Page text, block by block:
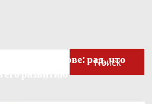
Поиск
Ахтямове: рад, что
его развитию